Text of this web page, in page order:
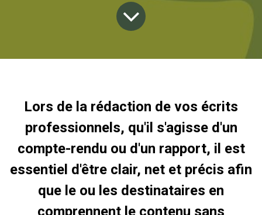
Lors de la rédaction de vos écrits
professionnels, qu'il s'agisse d'un
compte-rendu ou d'un rapport, il est
essentiel d'être clair, net et précis afin
que le ou les destinataires en
comprennent le contenu sans